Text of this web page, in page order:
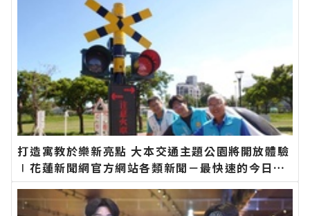
打造寓教於樂新亮點 大本交通主題公園將開放體驗
∣花蓮新聞網官方網站各類新聞－最快速的今日新
聞報導 最新的在地資訊！